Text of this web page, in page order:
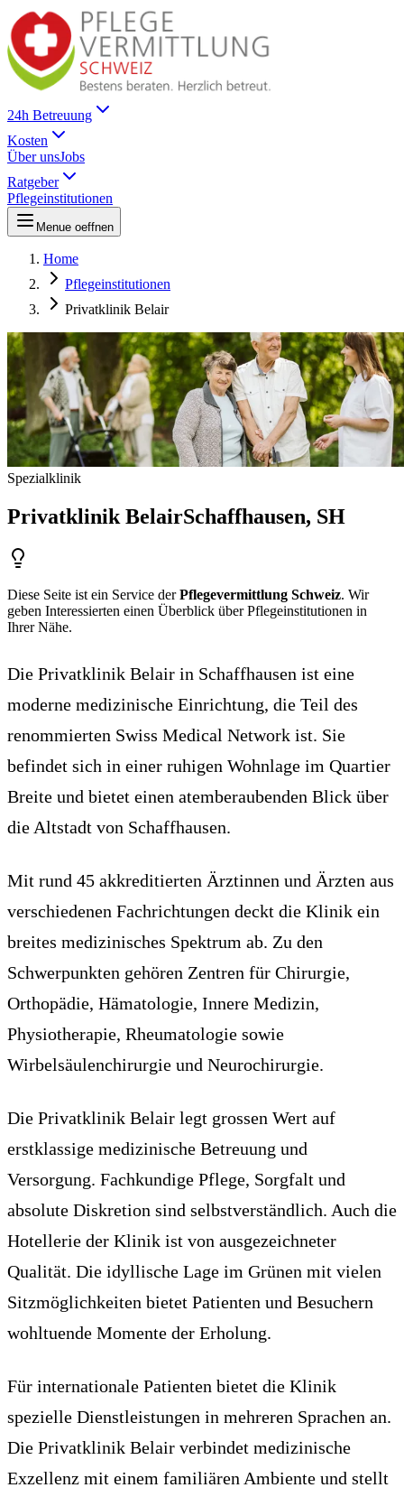
24h Betreuung
Kosten
Über unsJobs
Ratgeber
Pflegeinstitutionen
Menue oeffnen
Home
Pflegeinstitutionen
Privatklinik Belair
Spezialklinik
Privatklinik BelairSchaffhausen, SH
Diese Seite ist ein Service derPflegevermittlung Schweiz. Wir
geben Interessierten einen Überblick über Pflegeinstitutionen in
Ihrer Nähe.
Die Privatklinik Belair in Schaffhausen ist eine
moderne medizinische Einrichtung, die Teil des
renommierten Swiss Medical Network ist. Sie
befindet sich in einer ruhigen Wohnlage im Quartier
Breite und bietet einen atemberaubenden Blick über
die Altstadt von Schaffhausen.
Mit rund 45 akkreditierten Ärztinnen und Ärzten aus
verschiedenen Fachrichtungen deckt die Klinik ein
breites medizinisches Spektrum ab. Zu den
Schwerpunkten gehören Zentren für Chirurgie,
Orthopädie, Hämatologie, Innere Medizin,
Physiotherapie, Rheumatologie sowie
Wirbelsäulenchirurgie und Neurochirurgie.
Die Privatklinik Belair legt grossen Wert auf
erstklassige medizinische Betreuung und
Versorgung. Fachkundige Pflege, Sorgfalt und
absolute Diskretion sind selbstverständlich. Auch die
Hotellerie der Klinik ist von ausgezeichneter
Qualität. Die idyllische Lage im Grünen mit vielen
Sitzmöglichkeiten bietet Patienten und Besuchern
wohltuende Momente der Erholung.
Für internationale Patienten bietet die Klinik
spezielle Dienstleistungen in mehreren Sprachen an.
Die Privatklinik Belair verbindet medizinische
Exzellenz mit einem familiären Ambiente und stellt